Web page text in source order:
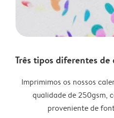
Três tipos diferentes
Imprimimos os nossos
qualidade de 250gsm,
proveniente de